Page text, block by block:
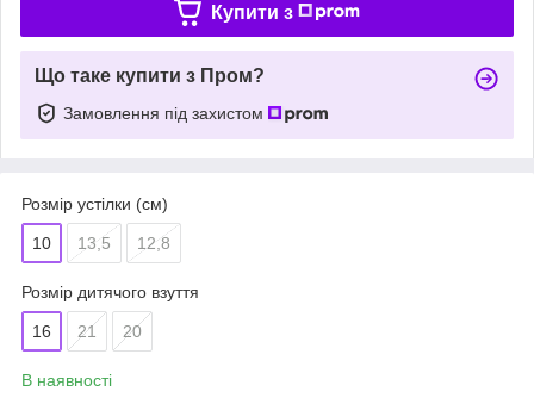
Купити з
Що таке купити з Пром?
Замовлення під захистом
Розмір устілки (см)
10 13,5 12,8
Розмір дитячого взуття
16 21 20
В наявності